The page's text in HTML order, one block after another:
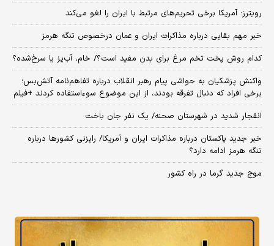
رویترز: آمریکا برخی تحریم‌های مرتبط با ایران را لغو می‌کند
خبر مهم بقایی درباره مذاکرات ایران و عمان درخصوص تنگه هرمز
کدام روش پخت تخم مرغ برای بدن مفید است؟/ خام، آب‌پز یا سرخ‌شده؟
واکنش پزشکیان به حواشی پیام رهبر انقلاب درباره تفاهم‌نامه آتش‌بس؛
برخی افراد که دنبال تفرقه بودند، از این موضوع سوءاستفاده کردند +فیلم
انفجار شدید در شهرستان صحنه/ یک نفر جان باخت
خبر جدید پاکستان درباره مذاکرات ایران و آمریکا/ رایزنی کشورها درباره
تنگه هرمز ادامه دارد؟
موج جدید گرما در راه کشور